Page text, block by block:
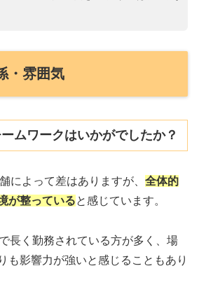
・雰囲気
ムワークはいかがでしたか？
によって差はありますが、 全体的
が整っていると感じています。
長く勤務されている方が多く、場
も影響力が強いと感じることもあり